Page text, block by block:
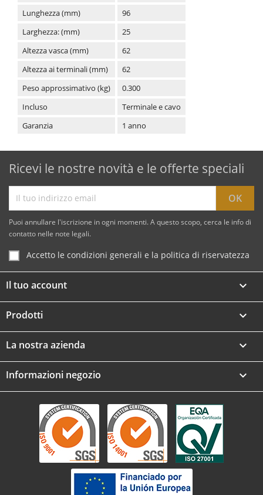
Lunghezza (mm)
96
Larghezza: (mm)
25
Altezza vasca (mm)
62
Altezza ai terminali (mm)
62
Peso approssimativo (kg)
0.300
Incluso
Terminale e cavo
Garanzia
1 anno
Ricevi le nostre novità e le offerte speciali
Puoi annullare l'iscrizione in ogni momenti. A questo scopo, cerca le info di
contatto nelle note legali.
Accetto le condizioni generali e la politica di riservatezza
Il tuo account 
Prodotti 
La nostra azienda 
Informazioni negozio keyboard_arrow_down